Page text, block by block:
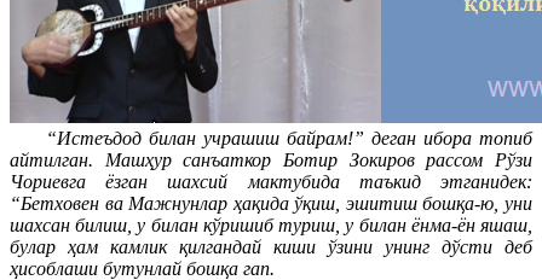
“Истеъдод билан учрашиш байрам!” деган ибора топиб
айтилган. Машҳур санъаткор Ботир Зокиров рассом Рўзи
Чориевга ёзган шахсий мактубида таъкид этганидек:
“Бетховен ва Мажнунлар ҳақида ўқиш, эшитиш бошқа-ю, уни
шахсан билиш, у билан кўришиб туриш, у билан ёнма-ён яшаш,
булар ҳам камлик қилгандай киши ўзини унинг дўсти деб
ҳисоблаши бутунлай бошқа гап.